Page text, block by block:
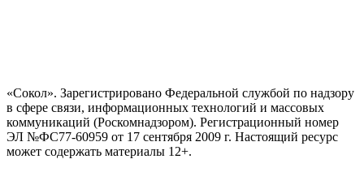
«Сокол». Зарегистрировано Федеральной службой по надзору
в сфере связи, информационных технологий и массовых
коммуникаций (Роскомнадзором). Регистрационный номер
ЭЛ №ФС77-60959 от 17 сентября 2009 г. Настоящий ресурс
может содержать материалы 12+.